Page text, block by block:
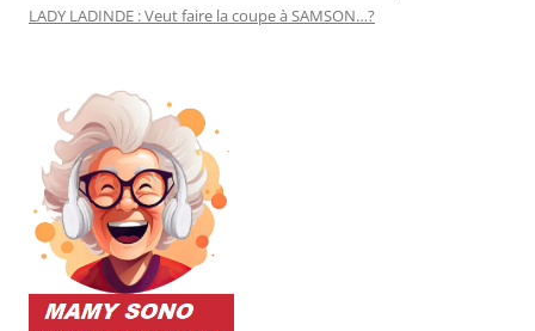
LADY LADINDE : Veut faire la coupe à SAMSON…?